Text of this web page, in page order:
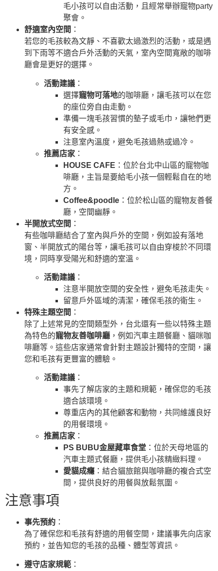
毛小孩可以自由活動，且經常舉辦寵物party
聚會。
舒適室內空間 ：
若您的毛孩較為文靜、不喜歡太過激烈的活動，或是遇
到下雨等不適合戶外活動的天氣，室內空間寬敞的咖啡
廳會是更好的選擇。
活動建議 ：
選擇寵物可落地的咖啡廳，讓毛孩可以在您
的座位旁自由走動。
準備一塊毛孩習慣的墊子或毛巾，讓牠們更
有安全感。
注意室內溫度，避免毛孩過熱或過冷。
推薦店家 ：
HOUSE CAFE ：位於台北中山區的寵物咖
啡廳，主旨是要給毛小孩一個輕鬆自在的地
方。
Coffee&poodle ：位於松山區的寵物友善餐
廳，空間幽靜。
半開放式空間 ：
有些咖啡廳結合了室內與戶外的空間，例如設有落地
窗、半開放式的陽台等，讓毛孩可以自由穿梭於不同環
境，同時享受陽光和舒適的室溫。
活動建議 ：
注意半開放空間的安全性，避免毛孩走失。
留意戶外區域的清潔，確保毛孩的衛生。
特殊主題空間 ：
除了上述常見的空間類型外，台北還有一些以特殊主題
為特色的寵物友善咖啡廳 ，例如汽車主題餐廳、貓咪咖
啡廳等。這些店家通常會針對主題設計獨特的空間，讓
您和毛孩有更豐富的體驗。
活動建議 ：
事先了解店家的主題和規範，確保您的毛孩
適合該環境。
尊重店內的其他顧客和動物，共同維護良好
的用餐環境。
推薦店家 ：
PS BUBU金屋藏車食堂 ：位於天母地區的
汽車主題式餐廳，提供毛小孩精緻料理。
愛貓成癮 ：結合貓旅館與咖啡廳的複合式空
間，提供良好的用餐與放鬆氛圍。
注意事項
事先預約 ：
為了確保您和毛孩有舒適的用餐空間，建議事先向店家
預約，並告知您的毛孩的品種、體型等資訊。
遵守店家規範 ：